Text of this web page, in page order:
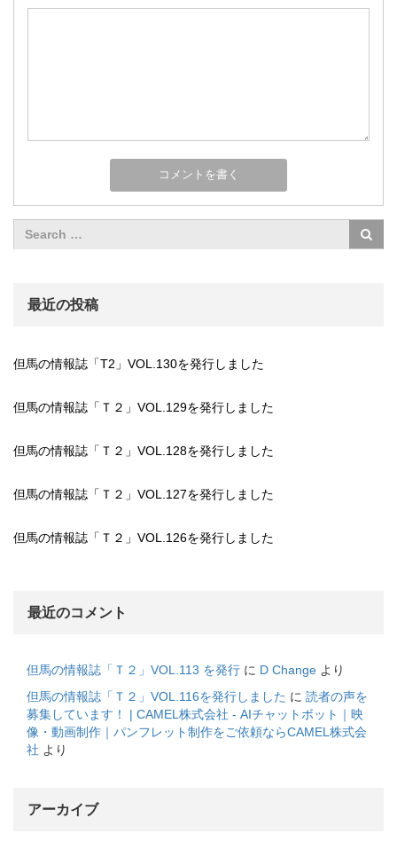
最近の投稿
但馬の情報誌「T2」VOL.130を発行しました
但馬の情報誌「Ｔ２」VOL.129を発行しました
但馬の情報誌「Ｔ２」VOL.128を発行しました
但馬の情報誌「Ｔ２」VOL.127を発行しました
但馬の情報誌「Ｔ２」VOL.126を発行しました
最近のコメント
但馬の情報誌「Ｔ２」VOL.113 を発行 に D Change より
但馬の情報誌「Ｔ２」VOL.116を発行しました に 読者の声を
募集しています！ | CAMEL株式会社 - AIチャットボット｜映
像・動画制作｜パンフレット制作をご依頼ならCAMEL株式会
社 より
アーカイブ